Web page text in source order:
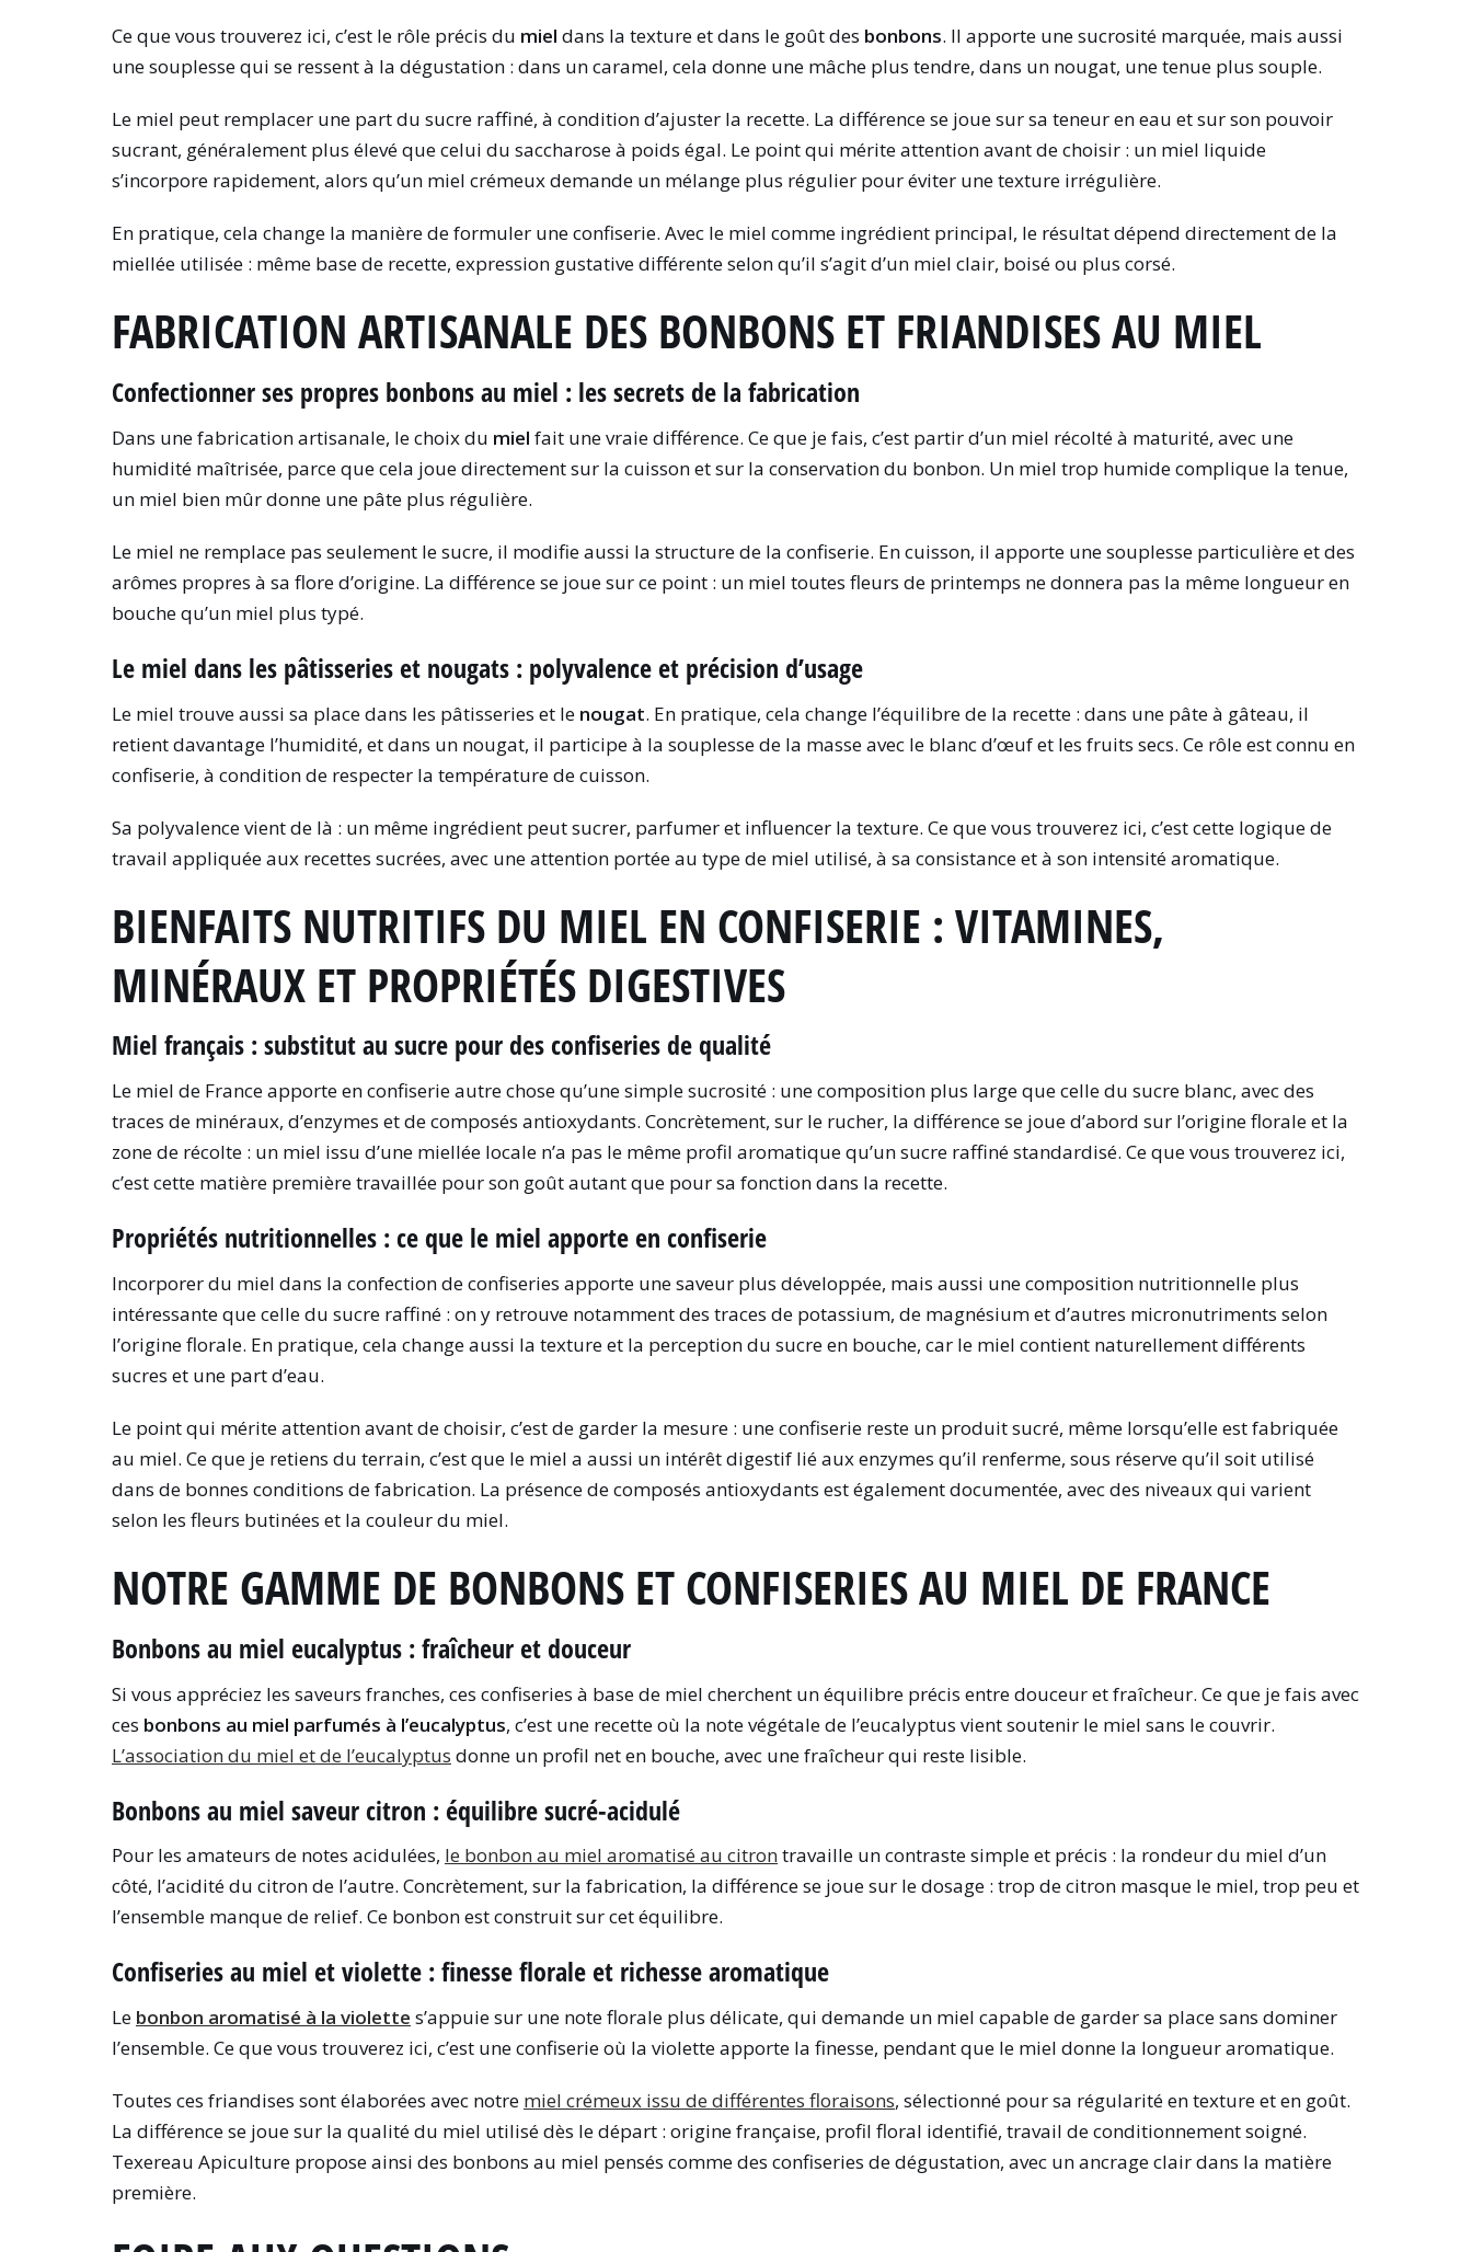
Ce que vous trouverez ici, c’est le rôle précis du miel dans la texture et dans le goût des bonbons. Il apporte une sucrosité marquée, mais aussi
une souplesse qui se ressent à la dégustation : dans un caramel, cela donne une mâche plus tendre, dans un nougat, une tenue plus souple.
Le miel peut remplacer une part du sucre raffiné, à condition d’ajuster la recette. La différence se joue sur sa teneur en eau et sur son pouvoir
sucrant, généralement plus élevé que celui du saccharose à poids égal. Le point qui mérite attention avant de choisir : un miel liquide
s’incorpore rapidement, alors qu’un miel crémeux demande un mélange plus régulier pour éviter une texture irrégulière.
En pratique, cela change la manière de formuler une confiserie. Avec le miel comme ingrédient principal, le résultat dépend directement de la
miellée utilisée : même base de recette, expression gustative différente selon qu’il s’agit d’un miel clair, boisé ou plus corsé.
FABRICATION ARTISANALE DES BONBONS ET FRIANDISES AU MIEL
Confectionner ses propres bonbons au miel : les secrets de la fabrication
Dans une fabrication artisanale, le choix du miel fait une vraie différence. Ce que je fais, c’est partir d’un miel récolté à maturité, avec une
humidité maîtrisée, parce que cela joue directement sur la cuisson et sur la conservation du bonbon. Un miel trop humide complique la tenue,
un miel bien mûr donne une pâte plus régulière.
Le miel ne remplace pas seulement le sucre, il modifie aussi la structure de la confiserie. En cuisson, il apporte une souplesse particulière et des
arômes propres à sa flore d’origine. La différence se joue sur ce point : un miel toutes fleurs de printemps ne donnera pas la même longueur en
bouche qu’un miel plus typé.
Le miel dans les pâtisseries et nougats : polyvalence et précision d’usage
Le miel trouve aussi sa place dans les pâtisseries et le nougat. En pratique, cela change l’équilibre de la recette : dans une pâte à gâteau, il
retient davantage l’humidité, et dans un nougat, il participe à la souplesse de la masse avec le blanc d’œuf et les fruits secs. Ce rôle est connu en
confiserie, à condition de respecter la température de cuisson.
Sa polyvalence vient de là : un même ingrédient peut sucrer, parfumer et influencer la texture. Ce que vous trouverez ici, c’est cette logique de
travail appliquée aux recettes sucrées, avec une attention portée au type de miel utilisé, à sa consistance et à son intensité aromatique.
BIENFAITS NUTRITIFS DU MIEL EN CONFISERIE : VITAMINES,
MINÉRAUX ET PROPRIÉTÉS DIGESTIVES
Miel français : substitut au sucre pour des confiseries de qualité
Le miel de France apporte en confiserie autre chose qu’une simple sucrosité : une composition plus large que celle du sucre blanc, avec des
traces de minéraux, d’enzymes et de composés antioxydants. Concrètement, sur le rucher, la différence se joue d’abord sur l’origine florale et la
zone de récolte : un miel issu d’une miellée locale n’a pas le même profil aromatique qu’un sucre raffiné standardisé. Ce que vous trouverez ici,
c’est cette matière première travaillée pour son goût autant que pour sa fonction dans la recette.
Propriétés nutritionnelles : ce que le miel apporte en confiserie
Incorporer du miel dans la confection de confiseries apporte une saveur plus développée, mais aussi une composition nutritionnelle plus
intéressante que celle du sucre raffiné : on y retrouve notamment des traces de potassium, de magnésium et d’autres micronutriments selon
l’origine florale. En pratique, cela change aussi la texture et la perception du sucre en bouche, car le miel contient naturellement différents
sucres et une part d’eau.
Le point qui mérite attention avant de choisir, c’est de garder la mesure : une confiserie reste un produit sucré, même lorsqu’elle est fabriquée
au miel. Ce que je retiens du terrain, c’est que le miel a aussi un intérêt digestif lié aux enzymes qu’il renferme, sous réserve qu’il soit utilisé
dans de bonnes conditions de fabrication. La présence de composés antioxydants est également documentée, avec des niveaux qui varient
selon les fleurs butinées et la couleur du miel.
NOTRE GAMME DE BONBONS ET CONFISERIES AU MIEL DE FRANCE
Bonbons au miel eucalyptus : fraîcheur et douceur
Si vous appréciez les saveurs franches, ces confiseries à base de miel cherchent un équilibre précis entre douceur et fraîcheur. Ce que je fais avec
ces bonbons au miel parfumés à l’eucalyptus, c’est une recette où la note végétale de l’eucalyptus vient soutenir le miel sans le couvrir.
L’association du miel et de l’eucalyptus donne un profil net en bouche, avec une fraîcheur qui reste lisible.
Bonbons au miel saveur citron : équilibre sucré-acidulé
Pour les amateurs de notes acidulées, le bonbon au miel aromatisé au citrontravaille un contraste simple et précis : la rondeur du miel d’un
côté, l’acidité du citron de l’autre. Concrètement, sur la fabrication, la différence se joue sur le dosage : trop de citron masque le miel, trop peu et
l’ensemble manque de relief. Ce bonbon est construit sur cet équilibre.
Confiseries au miel et violette : finesse florale et richesse aromatique
Le bonbon aromatisé à la violette s’appuie sur une note florale plus délicate, qui demande un miel capable de garder sa place sans dominer
l’ensemble. Ce que vous trouverez ici, c’est une confiserie où la violette apporte la finesse, pendant que le miel donne la longueur aromatique.
Toutes ces friandises sont élaborées avec notre miel crémeux issu de différentes floraisons, sélectionné pour sa régularité en texture et en goût.
La différence se joue sur la qualité du miel utilisé dès le départ : origine française, profil floral identifié, travail de conditionnement soigné.
Texereau Apiculture propose ainsi des bonbons au miel pensés comme des confiseries de dégustation, avec un ancrage clair dans la matière
première.